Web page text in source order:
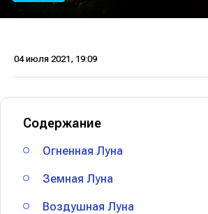
04 июля 2021, 19:09
Содержание
Огненная Луна
Земная Луна
Воздушная Луна